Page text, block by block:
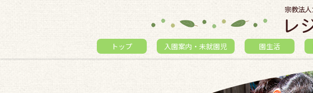
トップ 入園案内・未就園児 園生活